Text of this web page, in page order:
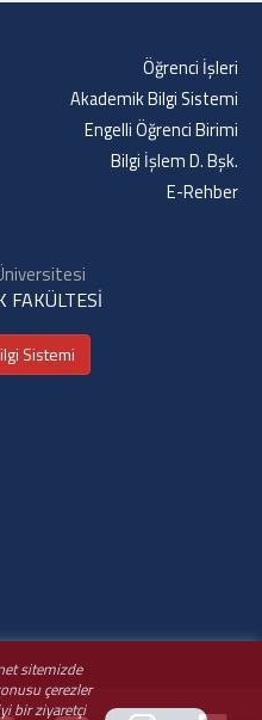
sitemizde
çerezler
bir ziyaretçi
Öğrenci İşleri
Akademik Bilgi Sistemi
Engelli Öğrenci Birimi
Bilgi İşlem D. Bşk.
E-Rehber
FAKÜLTESİ
Sistemi